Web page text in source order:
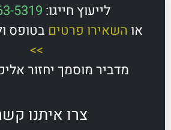
לייעוץ חייגו:050-763-5319
השאירו פרטים בטופס ולחצו -
מדביר מוסמך יחזור אליכם
צרו איתנו קשר..